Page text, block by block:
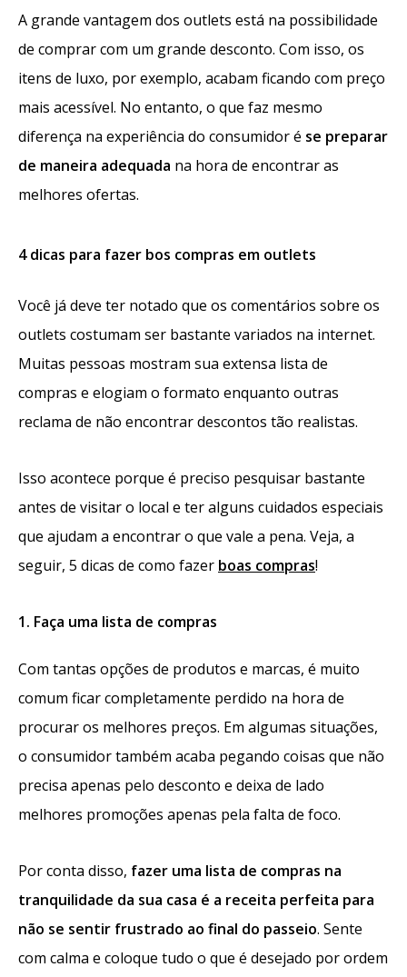
A grande vantagem dos outlets está na possibilidade
de comprar com um grande desconto. Com isso, os
itens de luxo, por exemplo, acabam ficando com preço
mais acessível. No entanto, o que faz mesmo
diferença na experiência do consumidor é se preparar
de maneira adequada na hora de encontrar as
melhores ofertas.
4 dicas para fazer bos compras em outlets
Você já deve ter notado que os comentários sobre os
outlets costumam ser bastante variados na internet.
Muitas pessoas mostram sua extensa lista de
compras e elogiam o formato enquanto outras
reclama de não encontrar descontos tão realistas.
Isso acontece porque é preciso pesquisar bastante
antes de visitar o local e ter alguns cuidados especiais
que ajudam a encontrar o que vale a pena. Veja, a
seguir, 5 dicas de como fazer boas compras!
1. Faça uma lista de compras
Com tantas opções de produtos e marcas, é muito
comum ficar completamente perdido na hora de
procurar os melhores preços. Em algumas situações,
o consumidor também acaba pegando coisas que não
precisa apenas pelo desconto e deixa de lado
melhores promoções apenas pela falta de foco.
Por conta disso, fazer uma lista de compras na
tranquilidade da sua casa é a receita perfeita para
não se sentir frustrado ao final do passeio. Sente
com calma e coloque tudo o que é desejado por ordem